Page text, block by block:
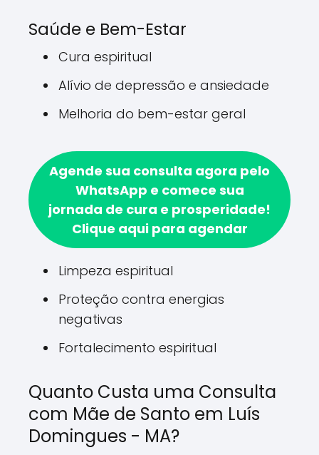
Saúde e Bem-Estar
Cura espiritual
Alívio de depressão e ansiedade
Melhoria do bem-estar geral
Agende sua consulta agora pelo
WhatsApp e comece sua
jornada de cura e prosperidade!
Clique aqui para agendar
Limpeza espiritual
Proteção contra energias
negativas
Fortalecimento espiritual
Quanto Custa uma Consulta
com Mãe de Santo em Luís
Domingues - MA?